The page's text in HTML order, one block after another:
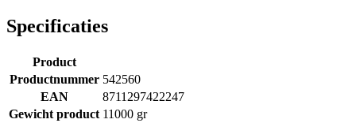
Specificaties
Product
Productnummer 542560
EAN
8711297422247
Gewicht product 11000 gr